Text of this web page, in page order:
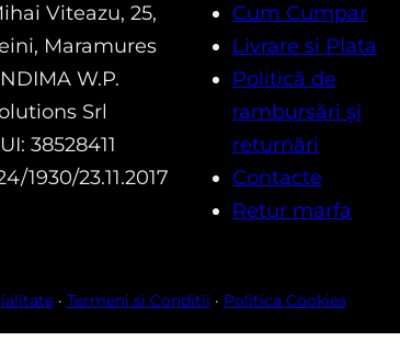
Viteazu, 25,
Maramures
W.P.
Srl
38528411
1930/23.11.2017
Cum Cumpar
Livrare si Plata
Politică de
rambursări și
returnări
Contacte
Retur marfa
· Termeni si Conditii · Politica Cookies